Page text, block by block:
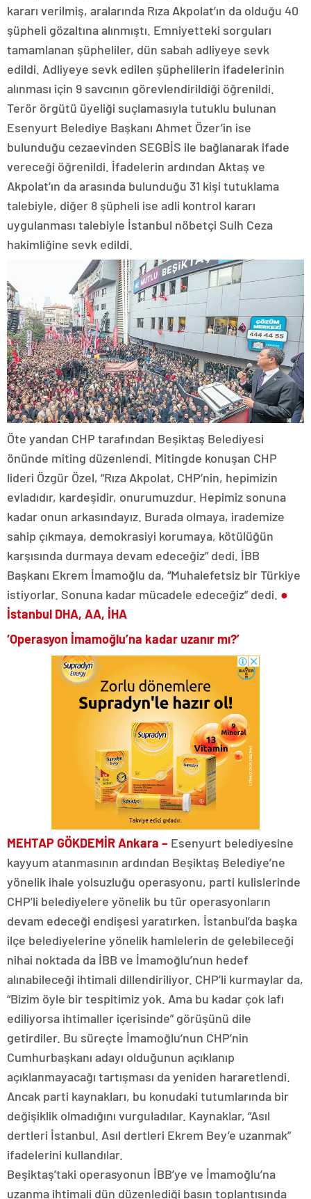
kararı verilmiş, aralarında Rıza Akpolat’ın da olduğu 40
şüpheli gözaltına alınmıştı. Emniyetteki sorguları
tamamlanan şüpheliler, dün sabah adliyeye sevk
edildi. Adliyeye sevk edilen şüphelilerin ifadelerinin
alınması için 9 savcının görevlendirildiği öğrenildi.
Terör örgütü üyeliği suçlamasıyla tutuklu bulunan
Esenyurt Belediye Başkanı Ahmet Özer’in ise
bulunduğu cezaevinden SEGBİS ile bağlanarak ifade
vereceği öğrenildi. İfadelerin ardından Aktaş ve
Akpolat’ın da arasında bulunduğu 31 kişi tutuklama
talebiyle, diğer 8 şüpheli ise adli kontrol kararı
uygulanması talebiyle İstanbul nöbetçi Sulh Ceza
hakimliğine sevk edildi.
Öte yandan CHP tarafından Beşiktaş Belediyesi
önünde miting düzenlendi. Mitingde konuşan CHP
lideri Özgür Özel, “Rıza Akpolat, CHP’nin, hepimizin
evladıdır, kardeşidir, onurumuzdur. Hepimiz sonuna
kadar onun arkasındayız. Burada olmaya, irademize
sahip çıkmaya, demokrasiyi korumaya, kötülüğün
karşısında durmaya devam edeceğiz” dedi. İBB
Başkanı Ekrem İmamoğlu da, “Muhalefetsiz bir Türkiye
istiyorlar. Sonuna kadar mücadele edeceğiz” dedi. ●
İstanbul DHA, AA, İHA
‘Operasyon İmamoğlu’na kadar uzanır mı?’
MEHTAP GÖKDEMİR Ankara – Esenyurt belediyesine
kayyum atanmasının ardından Beşiktaş Belediye’ne
yönelik ihale yolsuzluğu operasyonu, parti kulislerinde
CHP’li belediyelere yönelik bu tür operasyonların
devam edeceği endişesi yaratırken, İstanbul’da başka
ilçe belediyelerine yönelik hamlelerin de gelebileceği
nihai noktada da İBB ve İmamoğlu’nun hedef
alınabileceği ihtimali dillendiriliyor. CHP’li kurmaylar da,
“Bizim öyle bir tespitimiz yok. Ama bu kadar çok lafı
ediliyorsa ihtimaller içerisinde” görüşünü dile
getirdiler. Bu süreçte İmamoğlu’nun CHP’nin
Cumhurbaşkanı adayı olduğunun açıklanıp
açıklanmayacağı tartışması da yeniden hararetlendi.
Ancak parti kaynakları, bu konudaki tutumlarında bir
değişiklik olmadığını vurguladılar. Kaynaklar, “Asıl
dertleri İstanbul. Asıl dertleri Ekrem Bey’e uzanmak”
ifadelerini kullandılar.
Beşiktaş’taki operasyonun İBB’ye ve İmamoğlu’na
uzanma ihtimali dün düzenlediği basın toplantısında